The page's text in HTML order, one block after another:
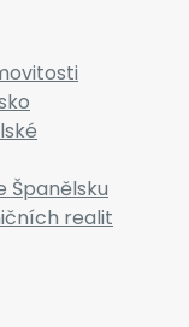
Španělsku
realit